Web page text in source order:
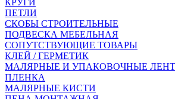
КРУГИ
ПЕТЛИ
СКОБЫ СТРОИТЕЛЬНЫЕ
ПОДВЕСКА МЕБЕЛЬНАЯ
СОПУТСТВУЮЩИЕ ТОВАРЫ
КЛЕЙ / ГЕРМЕТИК
МАЛЯРНЫЕ И УПАКОВОЧНЫЕ
ПЛЕНКА
МАЛЯРНЫЕ КИСТИ